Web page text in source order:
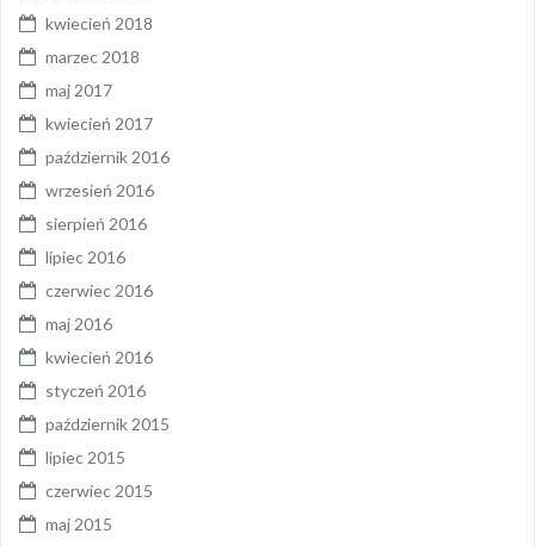
kwiecień 2018
marzec 2018
maj 2017
kwiecień 2017
październik 2016
wrzesień 2016
sierpień 2016
lipiec 2016
czerwiec 2016
maj 2016
kwiecień 2016
styczeń 2016
październik 2015
lipiec 2015
czerwiec 2015
maj 2015